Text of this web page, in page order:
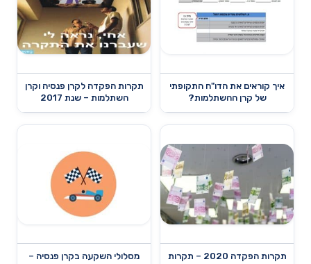
איך קוראים את הדו"ח התקופתי
של קרן ההשתלמות?
תקרות הפקדה לקרן פנסיה וקרן
השתלמות – שנת 2017
תקרות הפקדה 2020 – תקרות
מסלולי השקעה בקרן פנסיה –